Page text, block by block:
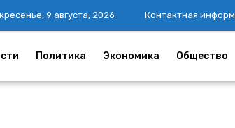
9 августа, 2026 Контактная
Политика Экономика Общество